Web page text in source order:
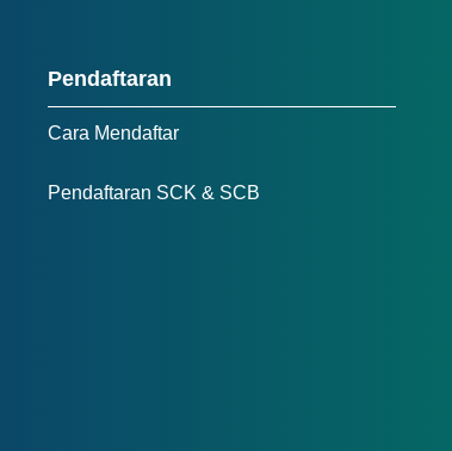
Pendaftaran
Cara Mendaftar
Pendaftaran SCK & SCB